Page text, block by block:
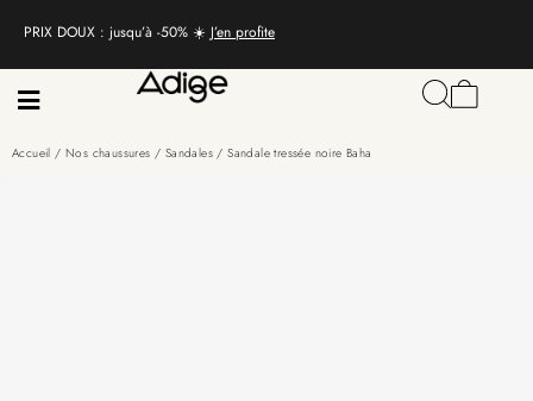
PRIX DOUX : jusqu’à -50% ☀️ J’en profite
Accueil /Nos chaussures / Sandales / Sandale tressée noire Baha